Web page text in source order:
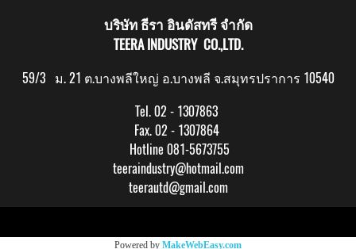
บริษัท ธีรา อินดัสทรี จำกัด
TEERA INDUSTRY CO.,LTD.
59/3 ม. 21 ต.บางพลีใหญ่ อ.บางพลี จ.สมุทรปราการ 10540
Tel. 02 - 1307863
Fax. 02 - 1307864
Hotline 081-5673755
teeraindustry@hotmail.com
teerautd@gmail.com
Powered by MakeWebEasy.com